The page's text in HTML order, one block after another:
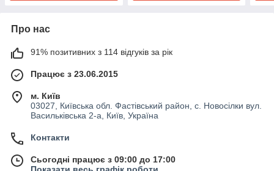
Про нас
91% позитивних з 114 відгуків за рік
Працює з 23.06.2015
м. Київ
03027, Київська обл. Фастівський район, с. Новосілки вул.
Васильківська 2-а, Київ, Україна
Контакти
Сьогодні працює з 09:00 до 17:00